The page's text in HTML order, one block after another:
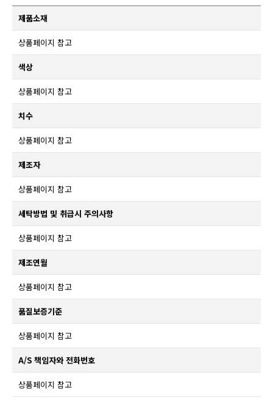
제품소재
상품페이지 참고
색상
상품페이지 참고
치수
상품페이지 참고
제조자
상품페이지 참고
세탁방법 및 취급시 주의사항
상품페이지 참고
제조연월
상품페이지 참고
품질보증기준
상품페이지 참고
A/S 책임자와 전화번호
상품페이지 참고